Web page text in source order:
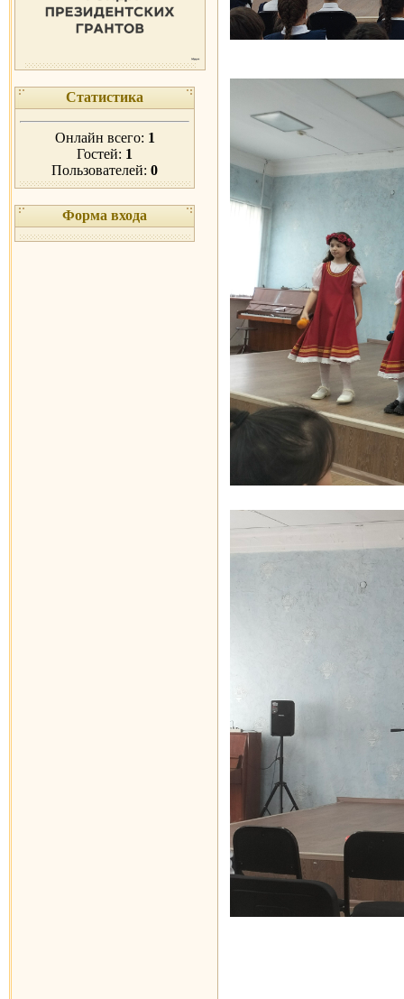
Статистика
Онлайн всего: 1
Гостей: 1
Пользователей: 0
Форма входа